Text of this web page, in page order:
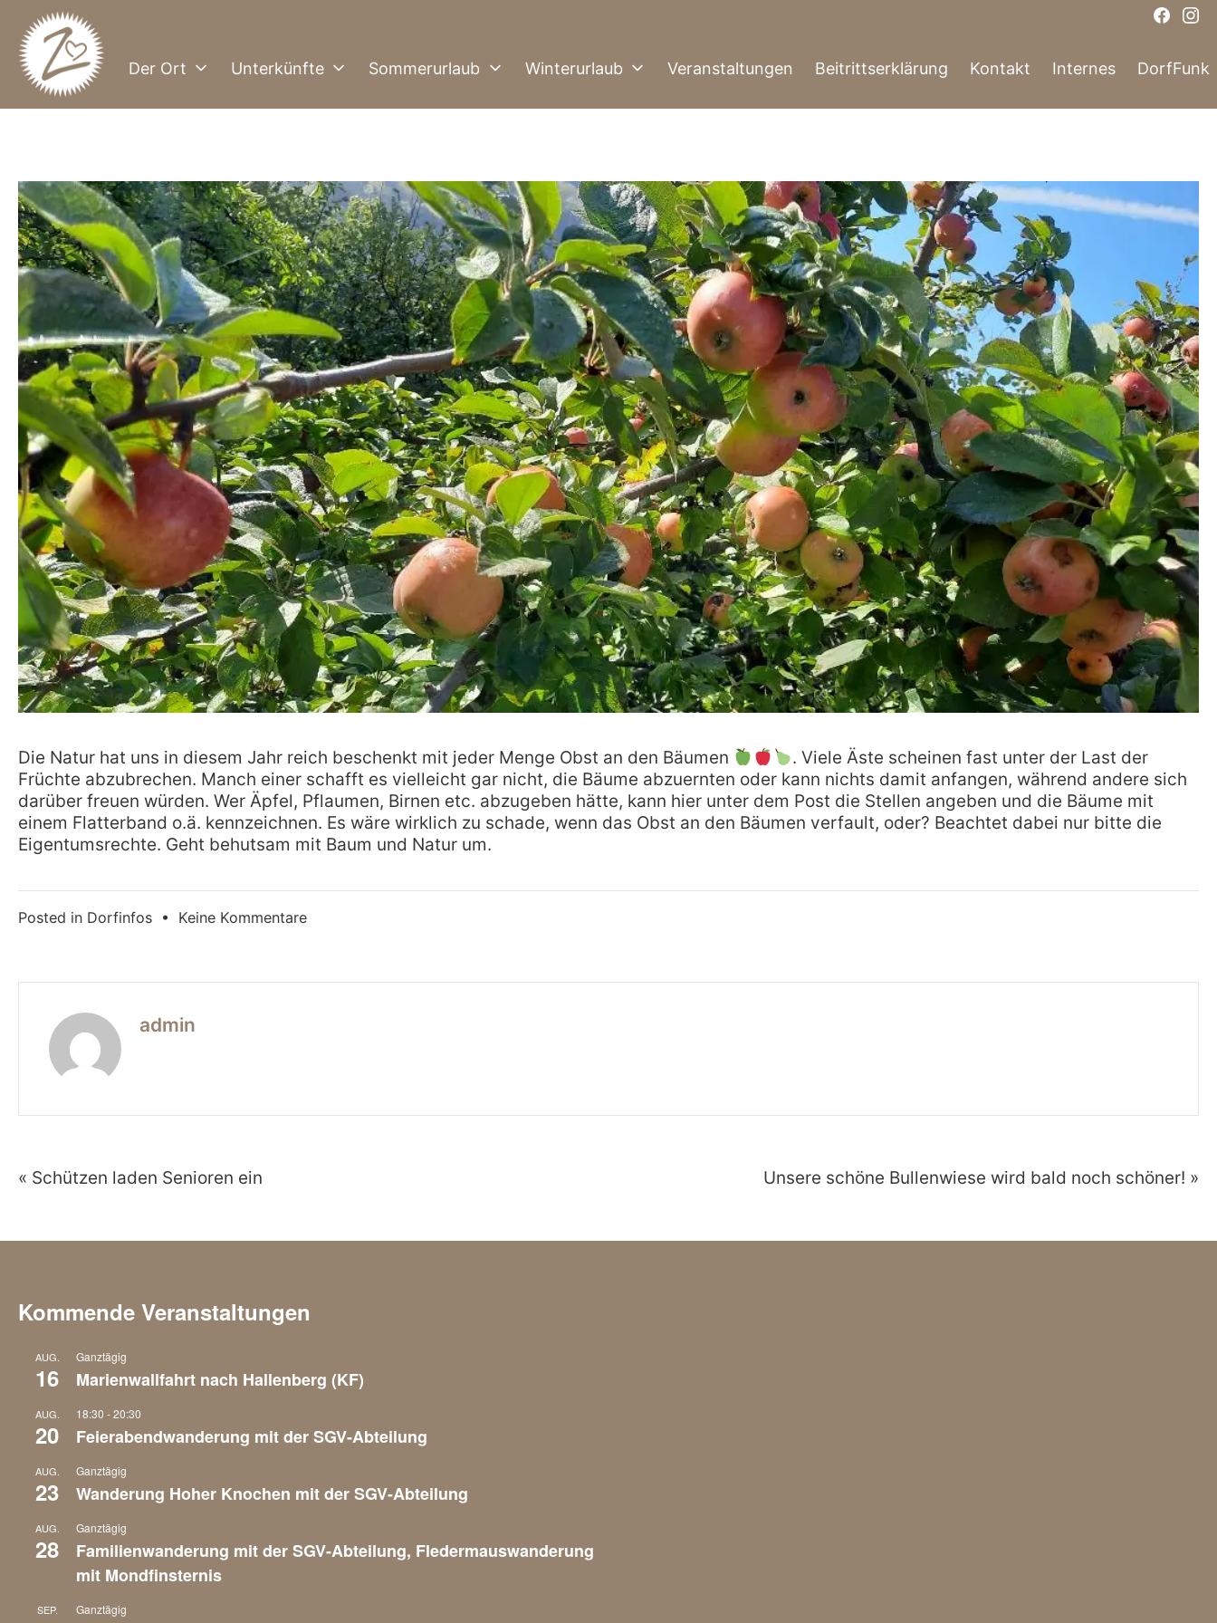
Inhalt
springen
Züschen
Der Ort Unterkünfte Sommerurlaub Winterurlaub Veranstaltungen Beitrittserklärung Kontakt Internes DorfFunk
Die Natur hat uns in diesem Jahr reich beschenkt mit jeder Menge Obst an den Bäumen
. Viele Äste scheinen fast unter der Last der
Früchte abzubrechen. Manch einer schafft es vielleicht gar nicht, die Bäume abzuernten oder kann nichts damit anfangen, während andere sich
darüber freuen würden. Wer Äpfel, Pflaumen, Birnen etc. abzugeben hätte, kann hier unter dem Post die Stellen angeben und die Bäume mit
einem Flatterband o.ä. kennzeichnen. Es wäre wirklich zu schade, wenn das Obst an den Bäumen verfault, oder? Beachtet dabei nur bitte die
Eigentumsrechte. Geht behutsam mit Baum und Natur um.
Posted in Dorfinfos • Keine Kommentarezu
admin
Beitragsnavigation Unsere schöne Bullenwiese wird bald noch schöner! »
« Schützen laden Senioren ein
Kommende Veranstaltungen
AUG.
16
Ganztägig
Marienwallfahrt nach Hallenberg (KF)
AUG.
20
18:30 -20:30
Feierabendwanderung mit der SGV-Abteilung
AUG.
23
Ganztägig
Wanderung Hoher Knochen mit der SGV-Abteilung
AUG.
28
Ganztägig
Familienwanderung mit der SGV-Abteilung, Fledermauswanderung
mit Mondfinsternis
SEP. Ganztägig